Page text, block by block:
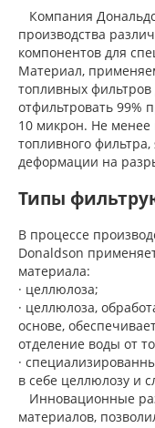
Компания
производства
компонентов для
Материал,
топливных фильтров
отфильтровать 99%
10 микрон. Не менее
топливного
деформации на
Типы
В процессе
Donaldson
материала:
· целлюлоза;
· целлюлоза,
основе,
отделение воды от
·
в себе целлюлозу и
Инновационные
материалов,